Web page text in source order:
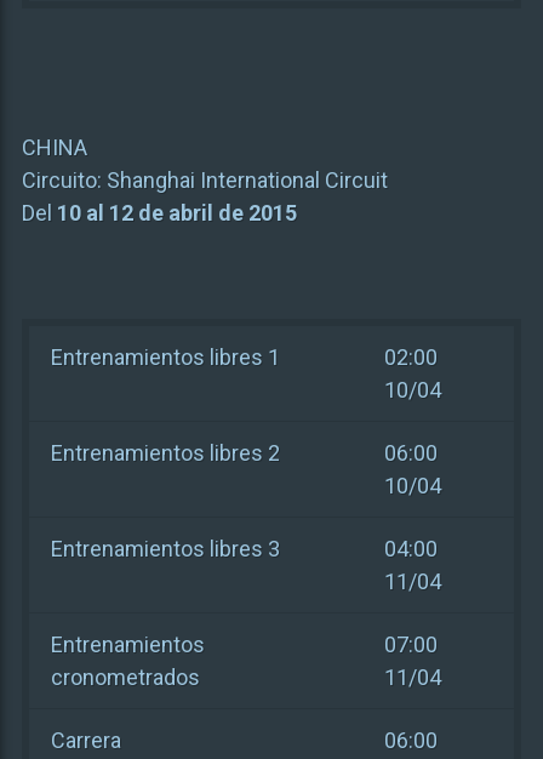
CHINA
Circuito: Shanghai International Circuit
Del 10 al 12 de abril de 2015
Entrenamientos libres 1
02:00
10/04
Entrenamientos libres 2
06:00
10/04
Entrenamientos libres 3
04:00
11/04
Entrenamientos
cronometrados
07:00
11/04
Carrera
06:00